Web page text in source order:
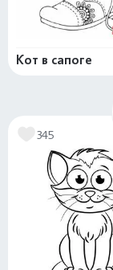
Кот в сапоге
345